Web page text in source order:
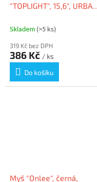
"TOPLIGHT", 15,6", URBAN
Skladem (>5 ks)
319 Kč bez DPH
386 Kč / ks
Do košíku
Myš "Onlee", černá,